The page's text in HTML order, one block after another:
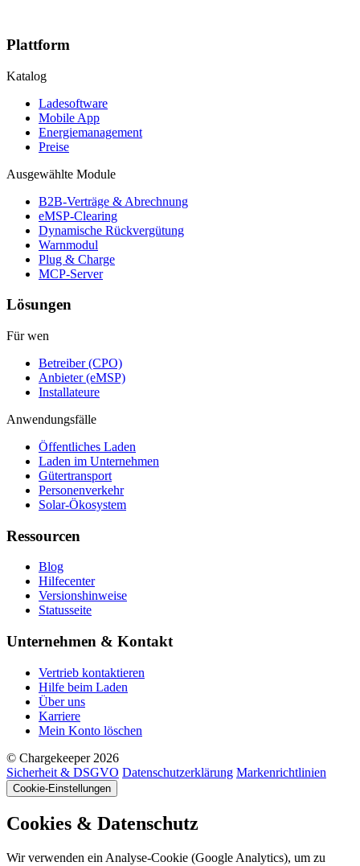
Plattform
Katalog
Ladesoftware
Mobile App
Energiemanagement
Preise
Ausgewählte Module
B2B-Verträge & Abrechnung
eMSP-Clearing
Dynamische Rückvergütung
Warnmodul
Plug & Charge
MCP-Server
Lösungen
Für wen
Betreiber (CPO)
Anbieter (eMSP)
Installateure
Anwendungsfälle
Öffentliches Laden
Laden im Unternehmen
Gütertransport
Personenverkehr
Solar-Ökosystem
Ressourcen
Blog
Hilfecenter
Versionshinweise
Statusseite
Unternehmen & Kontakt
Vertrieb kontaktieren
Hilfe beim Laden
Über uns
Karriere
Mein Konto löschen
© Chargekeeper 2026
Sicherheit & DSGVO Datenschutzerklärung Markenrichtlinien
Cookie-Einstellungen
Cookies & Datenschutz
Wir verwenden ein Analyse-Cookie (Google Analytics), um zu